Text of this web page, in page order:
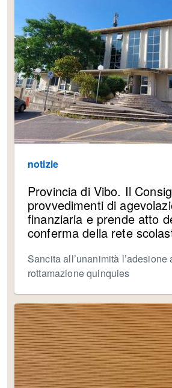
notizie
Provincia di Vibo. Il
provvedimenti di
finanziaria e prende atto
conferma della rete
Sancita all’unanimità
rottamazione quinquies